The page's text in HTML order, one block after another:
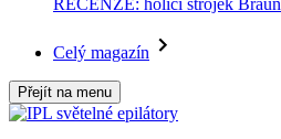
Celý magazín
Přejít na menu